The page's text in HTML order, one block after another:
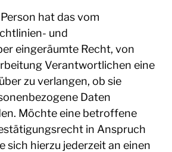
hat das vom
und
eingeräumte Recht, von
Verantwortlichen eine
zu verlangen, ob sie
Daten
Möchte eine betroffene
in Anspruch
sich hierzu jederzeit an einen